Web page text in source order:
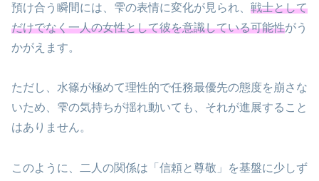
預け合う瞬間には、雫の表情に変化が見られ、 戦士として
だけでなく一人の女性として彼を意識している可能性がう
かがえます。
ただし、水篠が極めて理性的で任務最優先の態度を崩さな
いため、雫の気持ちが揺れ動いても、それが進展すること
はありません。
このように、二人の関係は「信頼と尊敬」を基盤に少しず